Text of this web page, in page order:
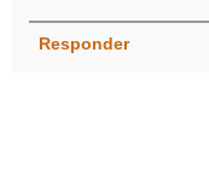
Responder